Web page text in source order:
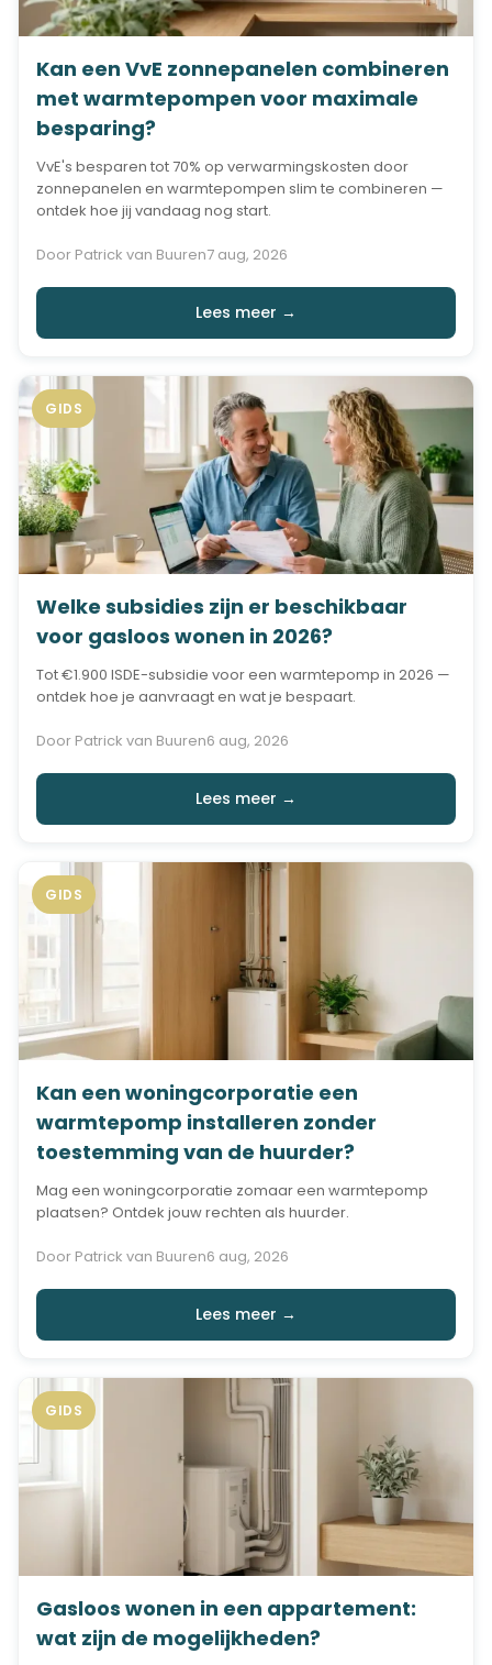
Kan een VvE zonnepanelen combineren
met warmtepompen voor maximale
besparing?
VvE's besparen tot 70% op verwarmingskosten door
zonnepanelen en warmtepompen slim te combineren —
ontdek hoe jij vandaag nog start.
Door Patrick van Buuren7 aug, 2026
Lees meer →
GIDS
Welke subsidies zijn er beschikbaar
voor gasloos wonen in 2026?
Tot €1.900 ISDE-subsidie voor een warmtepomp in 2026 —
ontdek hoe je aanvraagt en wat je bespaart.
Door Patrick van Buuren6 aug, 2026
Lees meer →
GIDS
Kan een woningcorporatie een
warmtepomp installeren zonder
toestemming van de huurder?
Mag een woningcorporatie zomaar een warmtepomp
plaatsen? Ontdek jouw rechten als huurder.
Door Patrick van Buuren6 aug, 2026
Lees meer →
GIDS
Gasloos wonen in een appartement:
wat zijn de mogelijkheden?